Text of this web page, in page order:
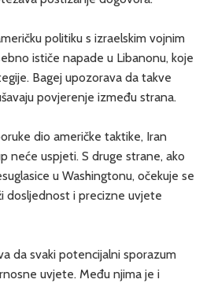
politiku s izraelskim vojnim
ističe napade u Libanonu, koje
Bagej upozorava da takve
povjerenje između strana.
dio američke taktike, Iran
neće uspjeti. S druge strane, ako
u Washingtonu, očekuje se
dosljednost i precizne uvjete
da svaki potencijalni sporazum
uvjete. Među njima je i